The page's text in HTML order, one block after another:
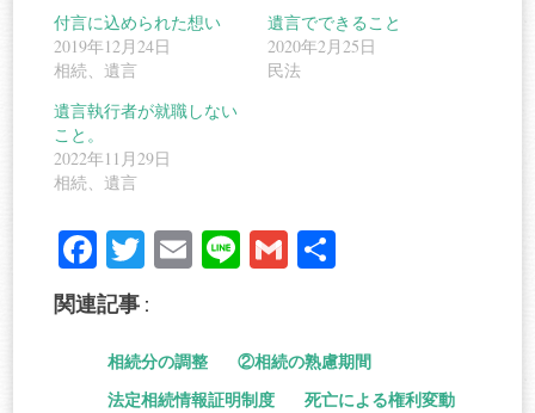
付言に込められた想い
2019年12月24日
相続、遺言
遺言でできること
2020年2月25日
民法
遺言執行者が就職しない
こと。
2022年11月29日
相続、遺言
Fa
ce
bo
ok
T
wi
tte
r
E Li G
関連記事 :
相続分の調整
②相続の熟慮期間
法定相続情報証明制度
死亡による権利変動